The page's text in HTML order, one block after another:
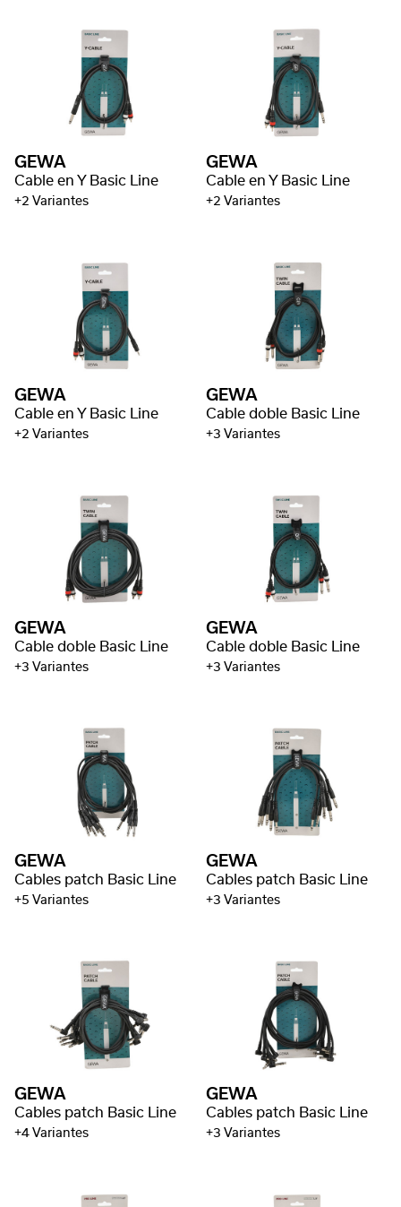
GEWA
Cable en Y Basic Line
+2 Variantes
GEWA
Cable en Y Basic Line
+2 Variantes
GEWA
Cable en Y Basic Line
+2 Variantes
GEWA
Cable doble Basic Line
+3 Variantes
GEWA
Cable doble Basic Line
+3 Variantes
GEWA
Cable doble Basic Line
+3 Variantes
GEWA
Cables patch Basic Line
+5 Variantes
GEWA
Cables patch Basic Line
+3 Variantes
GEWA
Cables patch Basic Line
+4 Variantes
GEWA
Cables patch Basic Line
+3 Variantes